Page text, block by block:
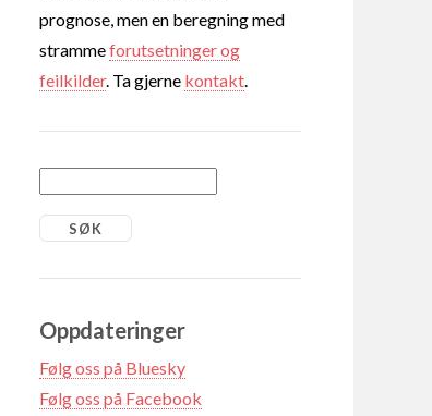
prognose, men en beregning med
strammeforutsetninger og
feilkilder. Ta gjerne kontakt
Oppdateringer
Følg oss på Bluesky
Følg oss på Facebook